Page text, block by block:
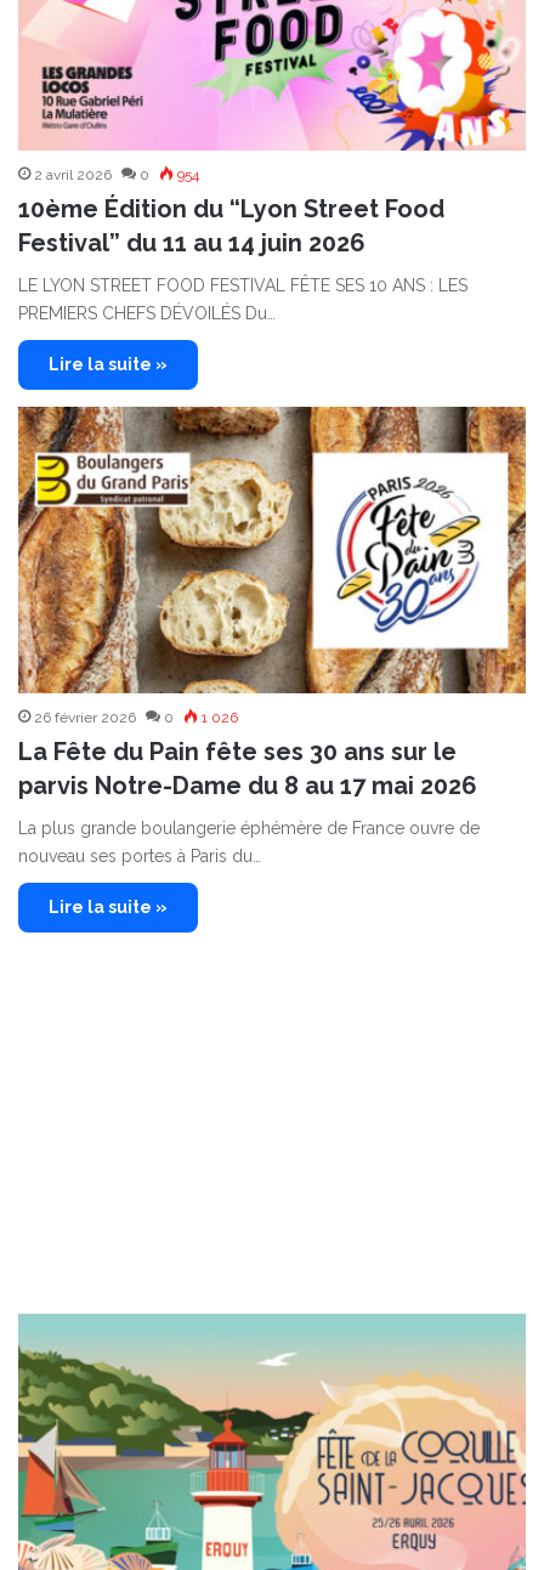
2 avril 2026 0 954
10ème Édition du “Lyon Street Food
Festival” du 11 au 14 juin 2026
LE LYON STREET FOOD FESTIVAL FÊTE SES 10 ANS : LES
PREMIERS CHEFS DÉVOILÉS Du…
Lire la suite »
26 février 2026 0 1 026
La Fête du Pain fête ses 30 ans sur le
parvis Notre-Dame du 8 au 17 mai 2026
La plus grande boulangerie éphémère de France ouvre de
nouveau ses portes à Paris du…
Lire la suite »